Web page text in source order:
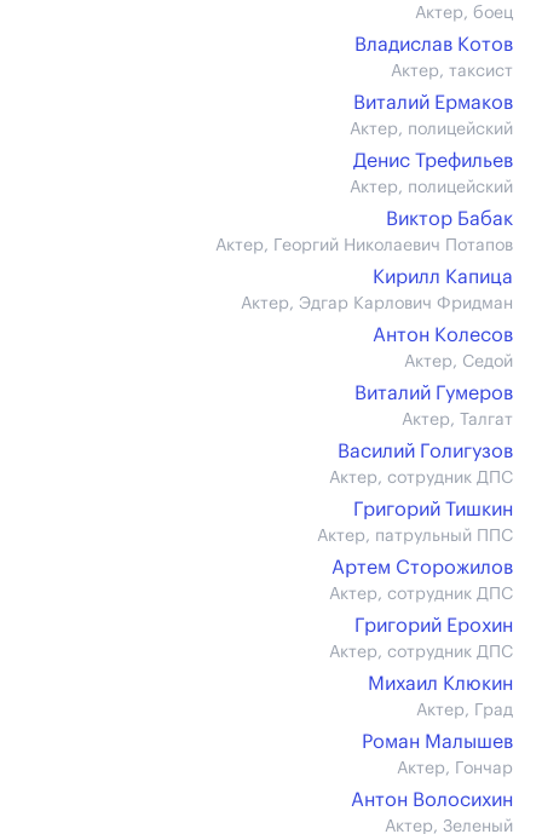
Актер, боец
Владислав Котов
Актер, таксист
Виталий Ермаков
Актер, полицейский
Денис Трефильев
Актер, полицейский
Виктор Бабак
Актер, Георгий Николаевич Потапов
Кирилл Капица
Актер, Эдгар Карлович Фридман
Антон Колесов
Актер, Седой
Виталий Гумеров
Актер, Талгат
Василий Голигузов
Актер, сотрудник ДПС
Григорий Тишкин
Актер, патрульный ППС
Артем Сторожилов
Актер, сотрудник ДПС
Григорий Ерохин
Актер, сотрудник ДПС
Михаил Клюкин
Актер, Град
Роман Малышев
Актер, Гончар
Антон Волосихин
Актер, Зеленый